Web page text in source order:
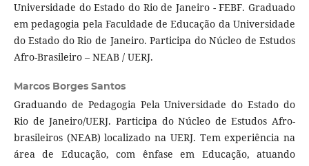
Universidade do Estado do Rio de Janeiro - FEBF. Graduado
em pedagogia pela Faculdade de Educação da Universidade
do Estado do Rio de Janeiro. Participa do Núcleo de Estudos
Afro-Brasileiro – NEAB / UERJ.
Marcos Borges Santos
Graduando de Pedagogia Pela Universidade do Estado do
Rio de Janeiro/UERJ. Participa do Núcleo de Estudos Afro-
brasileiros (NEAB) localizado na UERJ. Tem experiência na
área de Educação, com ênfase em Educação, atuando